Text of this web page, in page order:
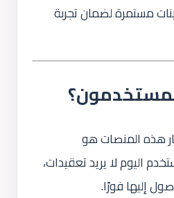
مستمرة لضمان تجربة
هذه المنصات هو
اليوم لا يريد تعقيدات،
إليها فورًا.